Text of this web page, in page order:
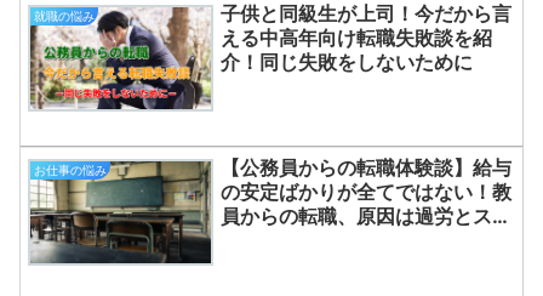
就職の悩み
子供と同級生が上司！今だから言
える中高年向け転職失敗談を紹
介！同じ失敗をしないために
お仕事の悩み
【公務員からの転職体験談】給与
の安定ばかりが全てではない！教
員からの転職、原因は過労とスト